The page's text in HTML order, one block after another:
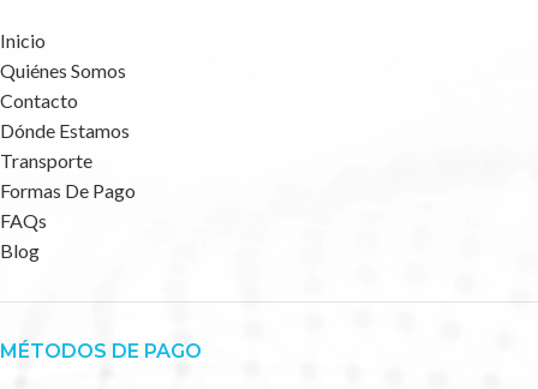
Inicio
Quiénes Somos
Contacto
Dónde Estamos
Transporte
Formas De Pago
FAQs
Blog
MÉTODOS DE PAGO